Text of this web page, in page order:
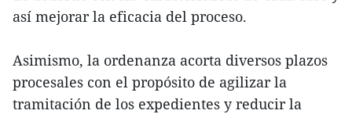
así mejorar la eficacia del proceso.
Asimismo, la ordenanza acorta diversos plazos
procesales con el propósito de agilizar la
tramitación de los expedientes y reducir la